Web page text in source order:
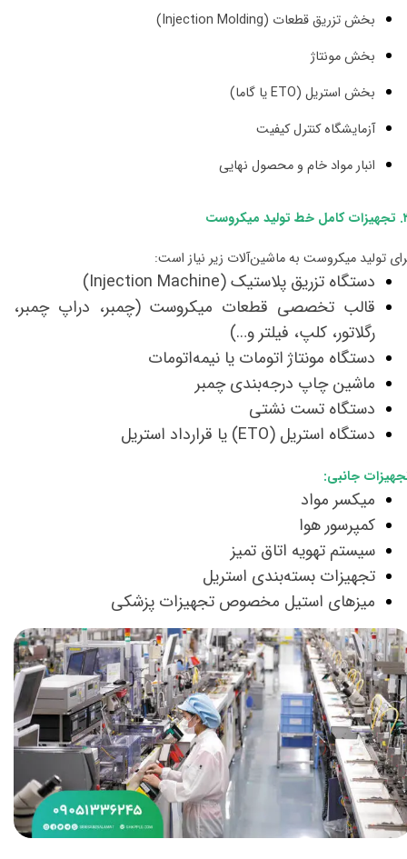
بخش تزریق قطعات (Injection Molding)
بخش مونتاژ
بخش استریل (ETO یا گاما)
آزمایشگاه کنترل کیفیت
انبار مواد خام و محصول نهایی​​​​​​​
میکروست
تولید میکروست به ماشین‌آلات زیر نیاز است:
دستگاه تزریق پلاستیک (Injection Machine)
قالب تخصصی قطعات میکروست (چمبر، دراپ چمبر،
رگلاتور، کلپ، فیلتر و…)
دستگاه مونتاژ اتومات یا نیمه‌اتومات
ماشین چاپ درجه‌بندی چمبر
دستگاه تست نشتی
​​​​​​​دستگاه استریل (ETO) یا قرارداد استریل
جانبی:
میکسر مواد
کمپرسور هوا
سیستم تهویه اتاق تمیز
تجهیزات بسته‌بندی استریل
​​​​​​​میزهای استیل مخصوص تجهیزات پزشکی